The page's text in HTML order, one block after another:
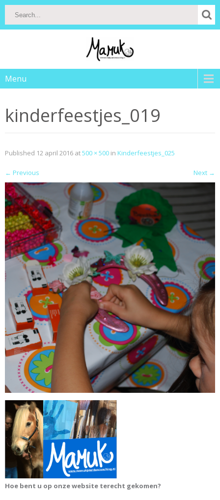
Menu
kinderfeestjes_019
Published 12 april 2016 at500 × 500 in Kinderfeestjes_025
← Previous Next →
Hoe bent u op onze website terecht gekomen?